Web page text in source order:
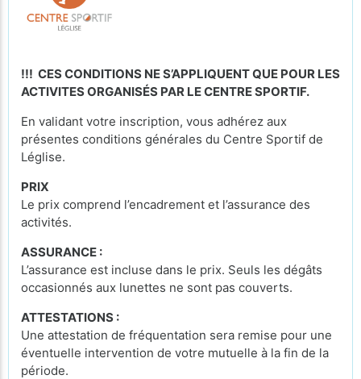
!!! CES CONDITIONS NE S’APPLIQUENT QUE POUR LES
ACTIVITES ORGANISÉS PAR LE CENTRE SPORTIF.
En validant votre inscription, vous adhérez aux
présentes conditions générales du Centre Sportif de
Léglise.
PRIX
Le prix comprend l’encadrement et l’assurance des
activités.
ASSURANCE :
L’assurance est incluse dans le prix. Seuls les dégâts
occasionnés aux lunettes ne sont pas couverts.
ATTESTATIONS :
Une attestation de fréquentation sera remise pour une
éventuelle intervention de votre mutuelle à la fin de la
période.